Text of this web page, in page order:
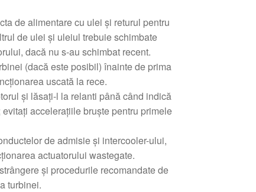
de alimentare cu ulei și returul pentru
de ulei și uleiul trebuie schimbate
dacă nu s-au schimbat recent.
(dacă este posibil) înainte de prima
uscată la rece.
și lăsați-l la relanti până când indică
accelerațiile bruște pentru primele
de admisie și intercooler-ului,
actuatorului wastegate.
și procedurile recomandate de
turbinei.